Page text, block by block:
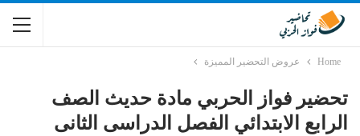
Home عروض التحضير المميزة
تحضير فواز الحربي مادة حديث الصف
الرابع الابتدائي الفصل الدراسى الثانى